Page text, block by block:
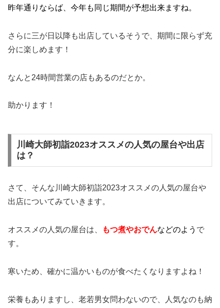
昨年通りならば、今年も同じ期間が予想出来ますね。
さらに三が日以降も出店しているそうで、期間に限らず充
分に楽しめます！
なんと24時間営業の店もあるのだとか。
助かります！
川崎大師初詣2023オススメの人気の屋台や出店
は？
さて、そんな川崎大師初詣2023オススメの人気の屋台や
出店についてみていきます。
オススメの人気の屋台は、 もつ煮やおでんなどのよう で
す。
寒いため、確かに温かいものが食べたくなりますよね！
栄養もありますし、老若男女問わないので、人気なのも納